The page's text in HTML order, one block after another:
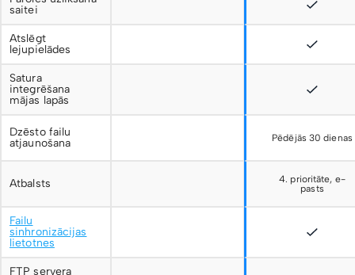
saitei
Atslēgt
lejupielādes
Satura
integrēšana
mājas lapās
Dzēsto failu
atjaunošana
Pēdējās 30 dienas
Atbalsts
4. prioritāte, e-
pasts
Failu
sinhronizācijas
lietotnes
FTP servera